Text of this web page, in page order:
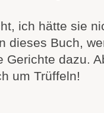
ich hätte sie
dieses Buch,
Gerichte dazu.
um Trüffeln!